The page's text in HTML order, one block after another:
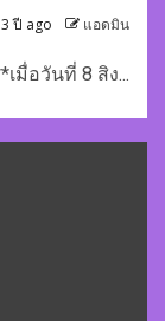
3 ปี ago แอดมิน
เมื่อวันที่ 8 สิง...